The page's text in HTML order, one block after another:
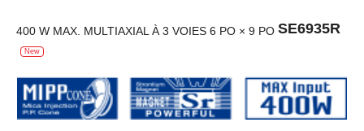
400 W MAX. MULTIAXIAL À 3 VOIES 6 PO × 9 PO SE6935R
New